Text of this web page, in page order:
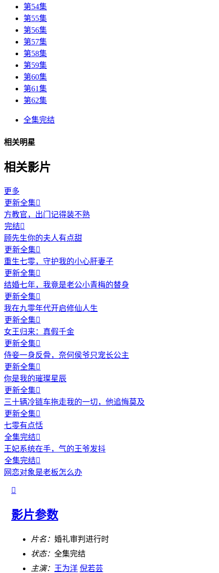
第54集
第55集
第56集
第57集
第58集
第59集
第60集
第61集
第62集
全集完结
相关明星
相关影片
更多
更新全集
方教官，出门记得装不熟
完结
顾先生你的夫人有点甜
更新全集
重生七零，守护我的小心肝妻子
更新全集
结婚七年，我竟是老公小青梅的替身
更新全集
我在九零年代开启修仙人生
更新全集
女王归来：真假千金
更新全集
侍妾一身反骨，奈何侯爷只宠长公主
更新全集
你是我的璀璨星辰
更新全集
三十辆冷链车拖走我的一切，他追悔莫及
更新全集
七零有点恬
全集完结
王妃系统在手，气的王爷发抖
全集完结
网恋对象是老板怎么办

影片参数
片名： 婚礼审判进行时
状态： 全集完结
主演： 王为洋 倪若芸